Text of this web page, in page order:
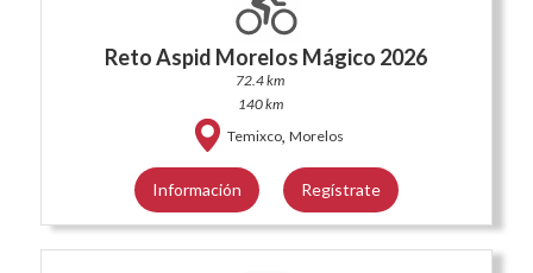
Reto Aspid Morelos Mágico 2026
72.4 km
140 km
Temixco, Morelos
Información Regístrate